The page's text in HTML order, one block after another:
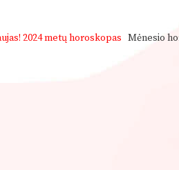
2024 metų horoskopas Mėnesio